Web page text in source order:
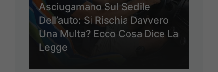
Asciugamano Sul Sedile
Dell’auto: Si Rischia Davvero
Una Multa? Ecco Cosa Dice La
Legge